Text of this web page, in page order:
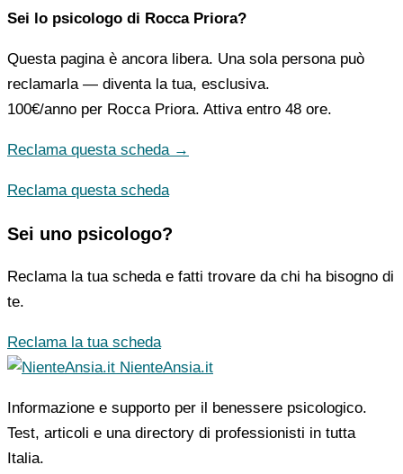
Sei lo psicologo di Rocca Priora?
Questa pagina è ancora libera. Una sola persona può
reclamarla — diventa la tua, esclusiva.
100€/anno per Rocca Priora. Attiva entro 48 ore.
Reclama questa scheda →
Reclama questa scheda
Sei uno psicologo?
Reclama la tua scheda e fatti trovare da chi ha bisogno di
te.
Reclama la tua scheda
NienteAnsia.it
Informazione e supporto per il benessere psicologico.
Test, articoli e una directory di professionisti in tutta
Italia.